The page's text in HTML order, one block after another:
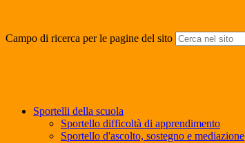
Campo di ricerca per le pagine del sito
Sportelli della scuola
Sportello difficoltà di apprendimento
Sportello d'ascolto, sostegno e mediazione